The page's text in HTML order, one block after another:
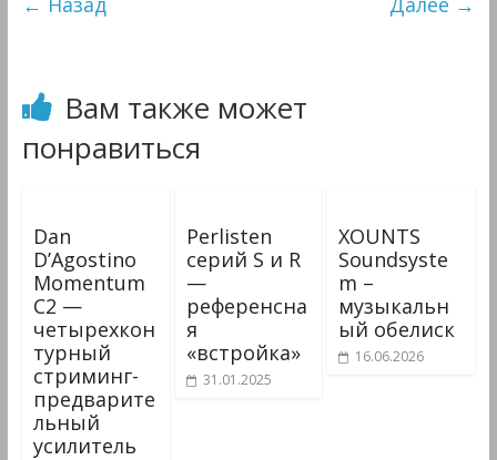
Мультимедиа
Вам также может
понравиться
Dan
D’Agostino
Momentum
C2 —
четырехкон
турный
стриминг-
предварите
льный
усилитель
Perlisten
серий S и R
—
референсна
я
«встройка»
31.01.2025
XOUNTS
Soundsyste
m –
музыкальн
ый обелиск
16.06.2026